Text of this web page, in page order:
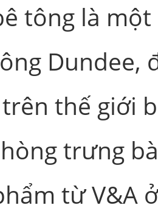
tông là
Dundee,
thế giới
trưng
từ V&A